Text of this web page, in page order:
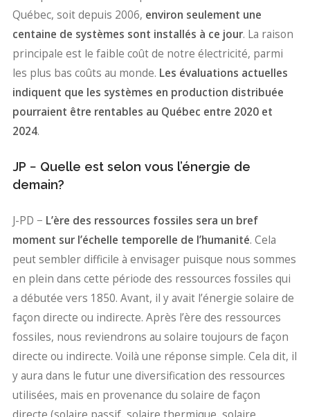
Québec, soit depuis 2006, environ seulement une
centaine de systèmes sont installés à ce jour. La raison
principale est le faible coût de notre électricité, parmi
les plus bas coûts au monde. Les évaluations actuelles
indiquent que les systèmes en production distribuée
pourraient être rentables au Québec entre 2020 et
2024.
JP − Quelle est selon vous l’énergie de
demain?
J-PD − L’ère des ressources fossiles sera un bref
moment sur l’échelle temporelle de l’humanité. Cela
peut sembler difficile à envisager puisque nous sommes
en plein dans cette période des ressources fossiles qui
a débutée vers 1850. Avant, il y avait l’énergie solaire de
façon directe ou indirecte. Après l’ère des ressources
fossiles, nous reviendrons au solaire toujours de façon
directe ou indirecte. Voilà une réponse simple. Cela dit, il
y aura dans le futur une diversification des ressources
utilisées, mais en provenance du solaire de façon